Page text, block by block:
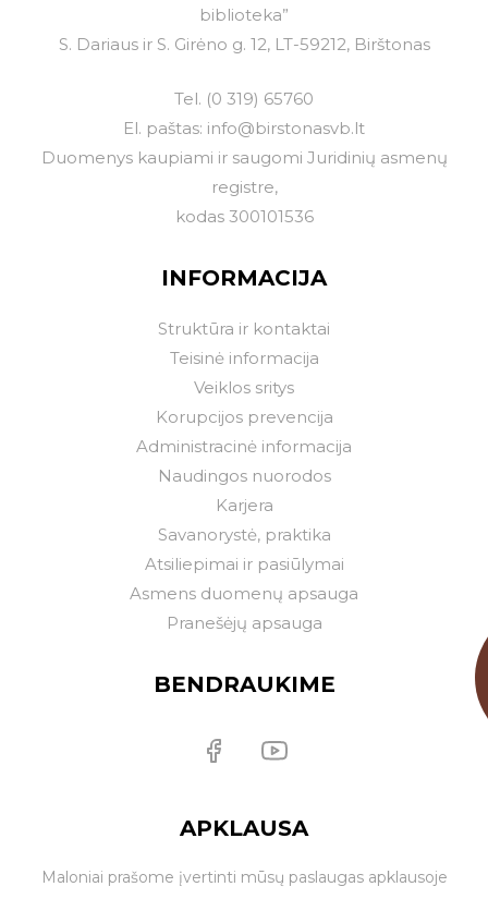
biblioteka”
S. Dariaus ir S. Girėno g. 12, LT-59212, Birštonas
Tel. (0 319) 65760
El. paštas: info@birstonasvb.lt
Duomenys kaupiami ir saugomi Juridinių asmenų
registre,
kodas 300101536
INFORMACIJA
Struktūra ir kontaktai
Teisinė informacija
Veiklos sritys
Korupcijos prevencija
Administracinė informacija
Naudingos nuorodos
Karjera
Savanorystė, praktika
Atsiliepimai ir pasiūlymai
Asmens duomenų apsauga
Pranešėjų apsauga
BENDRAUKIME
APKLAUSA
Maloniai prašome įvertinti mūsų paslaugas apklausoje